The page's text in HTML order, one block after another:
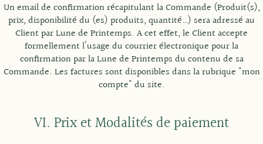
Un email de confirmation récapitulant la Commande (Produit(s),
prix, disponibilité du (es) produits, quantité…) sera adressé au
Client par Lune de Printemps. A cet effet, le Client accepte
formellement l’usage du courrier électronique pour la
confirmation par la Lune de Printemps du contenu de sa
Commande. Les factures sont disponibles dans la rubrique "mon
compte" du site.
VI. Prix et Modalités de paiement